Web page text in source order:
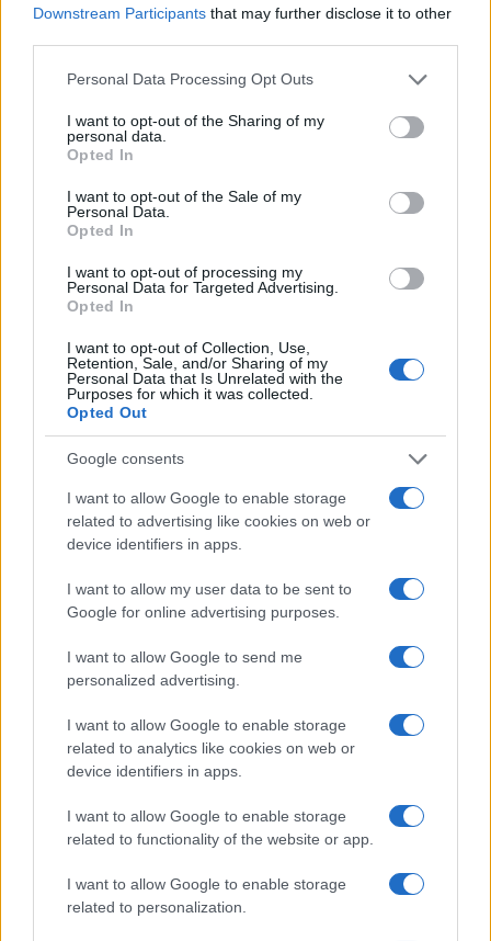
Downstream Participants that may further disclose it to other
Please note that this website/app uses one or more Google
not limited to your visit or usage behaviour. You may click to
grant or deny consent to Google and its third-party tags to
use your data for below specified purposes in below Google
consent section.
Personal Data Processing Opt Outs
I want to opt-out of the Sharing of my
personal data.
Opted In
I want to opt-out of the Sale of my
Personal Data.
Opted In
I want to opt-out of processing my
Personal Data for Targeted Advertising.
Opted In
I want to opt-out of Collection, Use,
Retention, Sale, and/or Sharing of my
Personal Data that Is Unrelated with the
Purposes for which it was collected.
Opted Out
Google consents
I want to allow Google to enable storage
related to advertising like cookies on web or
device identifiers in apps.
I want to allow my user data to be sent to
Google for online advertising purposes.
I want to allow Google to send me
personalized advertising.
I want to allow Google to enable storage
related to analytics like cookies on web or
device identifiers in apps.
I want to allow Google to enable storage
related to functionality of the website or app.
I want to allow Google to enable storage
related to personalization.
Andrea Conforti
casual e naturale, è un analista tattico che
quando annotò la rimonta al box stampa dello
Stadio Olimpico Grande Torino: da
che propugna spiegazioni visive per il tifoso
critico. Dettaglio unico: una stagione
allenatore under15 al Chieri e ciclista urbano.
Continua a leggere